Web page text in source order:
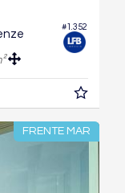
#1.352
FRENTE MAR